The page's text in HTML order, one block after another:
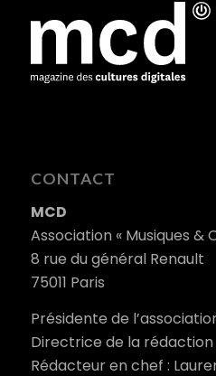
CONTACT
MCD
Association « Musiques &
8 rue du général Renault
75011 Paris
Présidente de
Directrice de la
Rédacteur en chef :